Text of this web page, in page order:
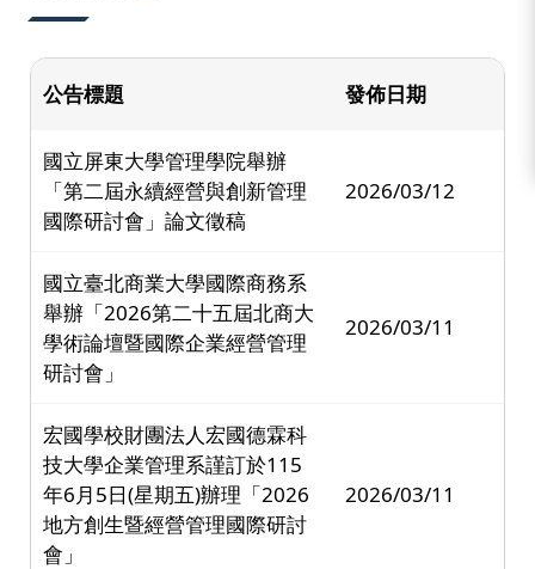
公告標題 發佈日期
國立屏東大學管理學院舉辦
「第二屆永續經營與創新管理
國際研討會」論文徵稿
2026/03/12
國立臺北商業大學國際商務系
舉辦「2026第二十五屆北商大
學術論壇暨國際企業經營管理
研討會」
2026/03/11
宏國學校財團法人宏國德霖科
技大學企業管理系謹訂於115
年6月5日(星期五)辦理「2026
地方創生暨經營管理國際研討
會」
2026/03/11